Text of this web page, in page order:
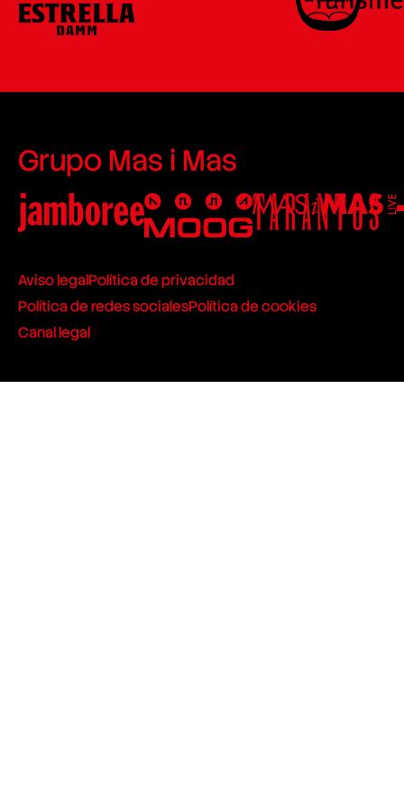
Grupo Mas i Mas
Aviso legalPolítica de privacidad
Política de redes socialesPolítica de cookies
Canal legal